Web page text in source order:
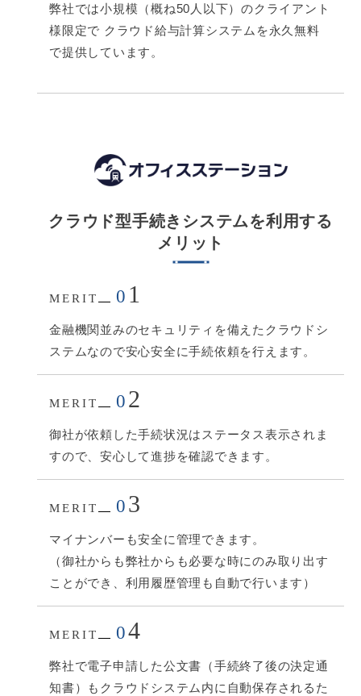
弊社では小規模（概ね50人以下）のクライアント
様限定で クラウド給与計算システムを永久無料
で提供しています。
クラウド型手続きシステムを利用する
メリット
MERIT 0 1
金融機関並みのセキュリティを備えたクラウドシ
ステムなので安心安全に手続依頼を行えます。
MERIT 0 2
御社が依頼した手続状況はステータス表示されま
すので、安心して進捗を確認できます。
MERIT 0 3
マイナンバーも安全に管理できます。
（御社からも弊社からも必要な時にのみ取り出す
ことができ、利用履歴管理も自動で行います）
MERIT 04
弊社で電子申請した公文書（手続終了後の決定通
知書）もクラウドシステム内に自動保存されるた